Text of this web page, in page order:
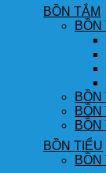
BỒN TẮM
BỒN
BỒN
BỒN
BỒN
BỒN TIỂU
BỒN